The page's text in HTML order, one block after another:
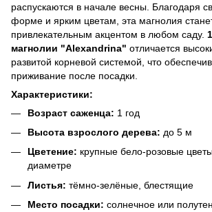
распускаются в начале весны. Благодаря
форме и ярким цветам, эта магнолия
привлекательным акцентом в любом саду.
магнолии "Alexandrina" отличается
развитой корневой системой, что
приживание после посадки.
Характеристики:
Возраст саженца: 1 год
Высота взрослого дерева: до 5 м
Цветение: крупные бело-розовые
диаметре
Листья: тёмно-зелёные, блестящие
Место посадки: солнечное или